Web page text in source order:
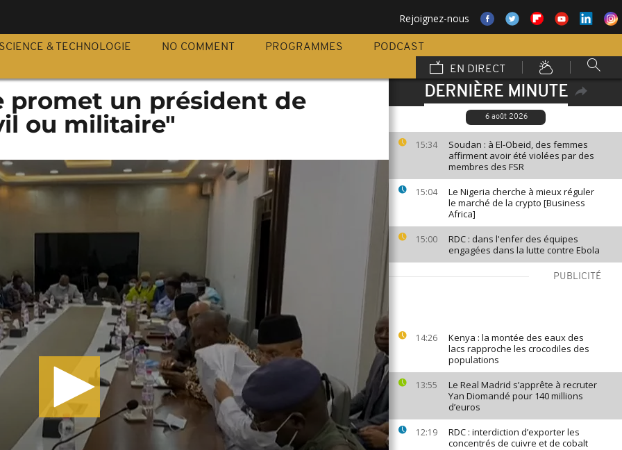
Rejoignez-nous
SCIENCE & TECHNOLOGIE NO COMMENT PROGRAMMES
PODCAST
EN DIRECT
DERNIÈRE MINUTE
6 août 2026
15:34
Soudan : à El-Obeid, des femmes
affirment avoir été violées par des
membres des FSR
15:04
Le Nigeria cherche à mieux réguler
le marché de la crypto [Business
Africa]
15:00
RDC : dans l'enfer des équipes
engagées dans la lutte contre Ebola
PUBLICITÉ
14:26
Kenya : la montée des eaux des
lacs rapproche les crocodiles des
populations
13:55
Le Real Madrid s’apprête à recruter
Yan Diomandé pour 140 millions
d’euros
12:19
RDC : interdiction d’exporter les
concentrés de cuivre et de cobalt
promet un président de
ou militaire"